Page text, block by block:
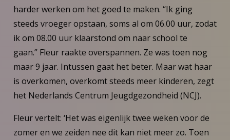
harder werken om het goed te maken. “Ik ging
steeds vroeger opstaan, soms al om 06.00 uur, zodat
ik om 08.00 uur klaarstond om naar school te
gaan.” Fleur raakte overspannen. Ze was toen nog
maar 9 jaar. Intussen gaat het beter. Maar wat haar
is overkomen, overkomt steeds meer kinderen, zegt
het Nederlands Centrum Jeugdgezondheid (NCJ).
Fleur vertelt: ‘Het was eigenlijk twee weken voor de
zomer en we zeiden nee dit kan niet meer zo. Toen